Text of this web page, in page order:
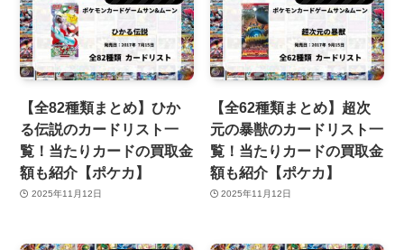
【全82種類まとめ】ひか
る伝説のカードリスト一
覧！当たりカードの買取金
額も紹介【ポケカ】
2025年11月12日
【全62種類まとめ】超次
元の暴獣のカードリスト一
覧！当たりカードの買取金
額も紹介【ポケカ】
2025年11月12日